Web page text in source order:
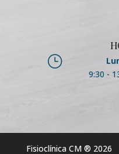
}
9:30 -
® 2026
Fisioclínica CM